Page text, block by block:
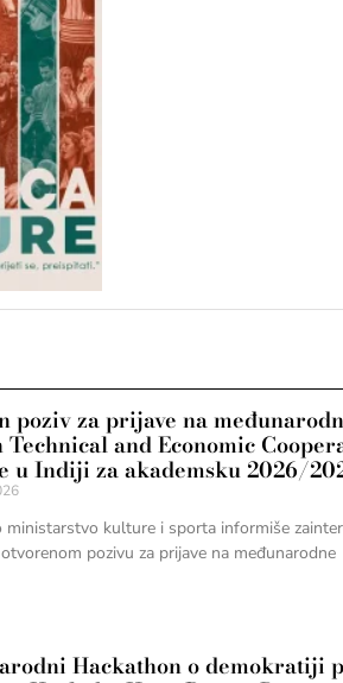
poziv za prijave na
and Economic
u Indiji za akademsku 2026/
ministarstvo kulture i sporta informiše
pozivu za prijave na međunarodne
Hackathon o demokratiji